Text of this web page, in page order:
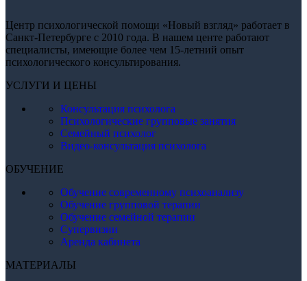
Центр психологической помощи «Новый взгляд» работает в
Санкт-Петербурге с 2010 года. В нашем центе работают
специалисты, имеющие более чем 15-летний опыт
психологического консультирования.
УСЛУГИ И ЦЕНЫ
Консультация психолога
Психологические групповые занятия
Семейный психолог
Видео-консультация психолога
ОБУЧЕНИЕ
Обучение современному психоанализу
Обучение групповой терапии
Обучение семейной терапии
Супервизии
Аренда кабинета
МАТЕРИАЛЫ